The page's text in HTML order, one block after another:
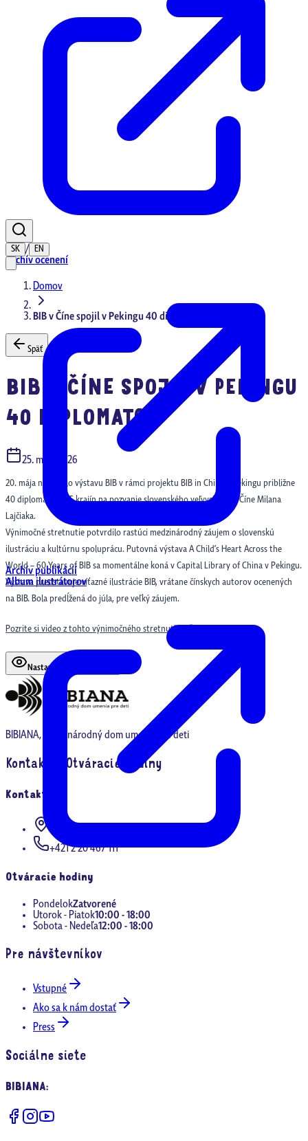
Archív ocenení
Archív publikácií
Album ilustrátorov
SK / EN
Domov
BIB v Číne spojil v Pekingu 40 diplomatov
Späť
BIB V ČÍNE SPOJIL V PEKINGU
40 DIPLOMATOV
25. mája 2026
20. mája navštívilo výstavu BIB v rámci projektu BIB in China v Pekingu približne
40 diplomatov z 15 krajín na pozvanie slovenského veľvyslanca v Číne Milana
Lajčiaka.
Výnimočné stretnutie potvrdilo rastúci medzinárodný záujem o slovenskú
ilustráciu a kultúrnu spoluprácu. Putovná výstava A Child’s Heart Across the
World – 60 Years of BIB sa momentálne koná v Capital Library of China v Pekingu.
Výstava predstavuje víťazné ilustrácie BIB, vrátane čínskych autorov ocenených
na BIB. Bola predĺžená do júla, pre veľký záujem.
Pozrite si video z tohto výnimočného stretnutia.
Nastavenia prístupnosti
BIBIANA, medzinárodný dom umenia pre deti
Kontakt & Otváracie hodiny
Kontakt
Panská 41, 815 39 Bratislava
+421 2 20 467 111
Otváracie hodiny
PondelokZatvorené
Utorok - Piatok10:00 - 18:00
Sobota - Nedeľa12:00 - 18:00
Pre návštevníkov
Vstupné
Ako sa k nám dostať
Press
Sociálne siete
BIBIANA: